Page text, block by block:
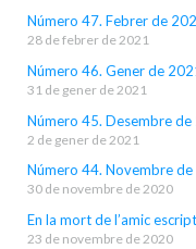
Número 47. Febrer de
28 de febrer de 2021
Número 46. Gener de
31 de gener de 2021
Número 45. Desembre
2 de gener de 2021
Número 44. Novembre
30 de novembre de 2020
En la mort de l’amic
23 de novembre de 2020